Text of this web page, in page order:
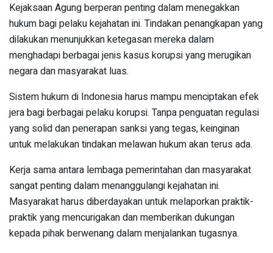
Kejaksaan Agung berperan penting dalam menegakkan
hukum bagi pelaku kejahatan ini. Tindakan penangkapan yang
dilakukan menunjukkan ketegasan mereka dalam
menghadapi berbagai jenis kasus korupsi yang merugikan
negara dan masyarakat luas.
Sistem hukum di Indonesia harus mampu menciptakan efek
jera bagi berbagai pelaku korupsi. Tanpa penguatan regulasi
yang solid dan penerapan sanksi yang tegas, keinginan
untuk melakukan tindakan melawan hukum akan terus ada.
Kerja sama antara lembaga pemerintahan dan masyarakat
sangat penting dalam menanggulangi kejahatan ini.
Masyarakat harus diberdayakan untuk melaporkan praktik-
praktik yang mencurigakan dan memberikan dukungan
kepada pihak berwenang dalam menjalankan tugasnya.